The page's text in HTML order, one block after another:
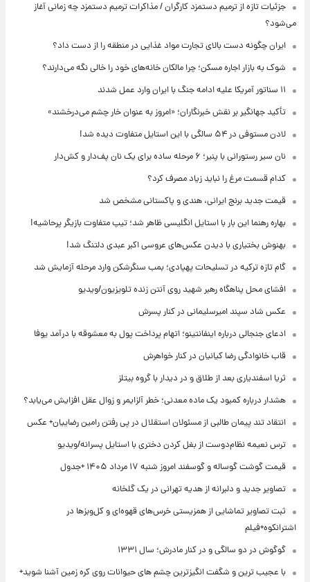
جزئیات تازه از ترمیم دستمزد کارگران / مذاکرات ترمیم دستمزد چه زمانی آغاز
می‌شود؟
ایران چگونه دست بالای تجارت مواد غذایی در منطقه را از دست داد؟
شوک به بازار اجاره مسکن؛ چرا مالکان خانه‌های خود را خالی نگه می‌دارند؟
۱۱ سناتور آمریکا علیه ادامه جنگ با ایران وارد عمل شدند
تأکید جهانگیر بر نقش خبرنگاران؛ «امروز به عنوان خار چشم می‌درخشند»
لادن مستوفی در ۵۴ سالگی با این استایل متفاوت دیده شد!
نان سیر رستورانی با پنیر؛ ۶ مرحله ساده برای یک نان پف‌دار و کش‌دار
کدام قسمت مرغ را نباید زیاد مصرف کرد؟
قیمت جدید برنج ایرانی، هندی و پاکستانی مشخص شد
بهاره رهنما این بار با استایل انگلیسی ظاهر شد؛ تیپ متفاوت بازیگر پرحاشیه!
بهنوش بختیاری با دیدن عکس‌های عروسی اکبر عبدی دلتنگ شد!
گام تازه ترکیه در تسلیحات پهپادی؛ بمب سنگرشکن وارد مرحله آزمایش شد
افشای محل پناهگاه‌ رهبر شهید روی آنتن زنده تلویزیون/ویدیو
عکس شاد سپند امیرسلیمانی در کنار پسرش
ادعای جنجالی درباره اینفانتینو؛ اتهام پرداخت پول به معشوقه با درآمد یوفا
قاب خانوادگی رضا کیانیان در کنار خواهرش
ثریا اسفندیاری بعد از طلاق و در دیدار با گروه بیتلز
هشدار درباره کمبود یک ماده معدنی؛ خطر آلزایمر و زوال عقل افزایش می‌یابد؟
انتقاد تند پیمان طالبی از مسئولان استقلال در پی رفتن رامین رضاییان+ عکس
ترس نعیمه نظام‌دوست از بغل کردن دختری با استایل پسرانه/ویدیو
قیمت گوشت گوساله و گوسفند امروز شنبه ۱۷ مرداد ۱۴۰۵ +جدول
تصاویر جدید و دلبرانه از هدیه تهرانی در یک گلخانه
ثبت تصاویر تماشایی از همزیستی خرس‌های قهوه‌ای و کل‌وبزها در
اشترانکوه+فیلم
گوگوش در دو سالگی و در کنار مادرش؛ سال ۱۳۳۱
با عجیب ترین و شگفت انگیزترین چشم های حیوانات روی کره زمین آشنا شوید+